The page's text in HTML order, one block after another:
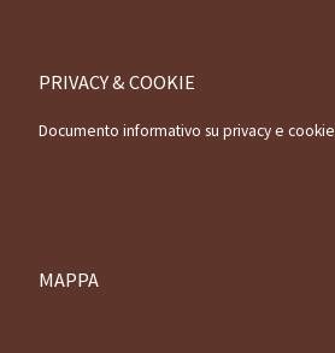
PRIVACY & COOKIE
Documento informativo su privacy e cookie
MAPPA